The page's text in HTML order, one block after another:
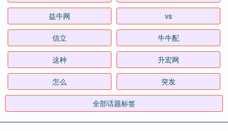
益牛网 vs
信立 牛牛配
这种 升宏网
怎么 突发
全部话题标签